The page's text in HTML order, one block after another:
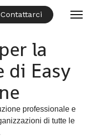
Contattarci
la
di Easy
professionale e
di tutte le